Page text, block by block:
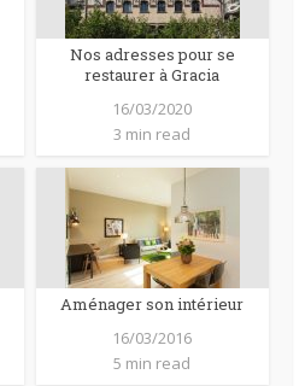
Nos adresses pour se
restaurer à Gracia
16/03/2020
3 min read
Aménager son intérieur
16/03/2016
5 min read